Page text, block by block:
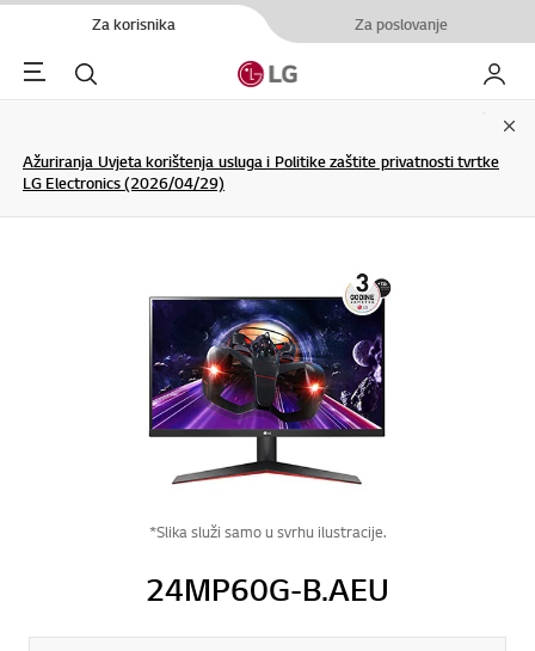
Za korisnika Za poslovanje
Menu Pretraživanje My LG
Ažuriranja Uvjeta korištenja usluga i Politike zaštite privatnosti tvrtke
LG Electronics (2026/04/29)
*Slika služi samo u svrhu ilustracije.
24MP60G-B.AEU